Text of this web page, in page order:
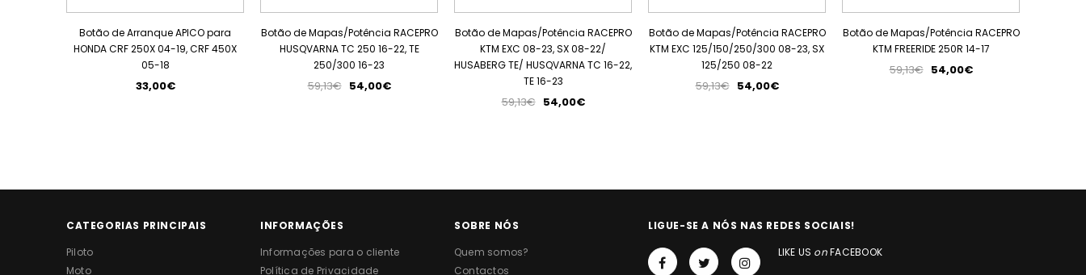
Botão de Arranque APICO para
HONDA CRF 250X 04-19, CRF 450X
05-18
33,00€
Botão de Mapas/Potência RACEPRO
HUSQVARNA TC 250 16-22, TE
250/300 16-23
59,13€ 54,00€
Botão de Mapas/Potência RACEPRO
KTM EXC 08-23, SX 08-22/
HUSABERG TE/ HUSQVARNA TC 16-22,
TE 16-23
59,13€ 54,00€
Botão de Mapas/Potência RACEPRO
KTM EXC 125/150/250/300 08-23, SX
125/250 08-22
59,13€ 54,00€
Botão de Mapas/Potência RACEPRO
KTM FREERIDE 250R 14-17
59,13€ 54,00€
CATEGORIAS PRINCIPAIS
Piloto
Moto
INFORMAÇÕES
Informações para o cliente
Política de Privacidade
SOBRE NÓS
Quem somos?
Contactos
LIGUE-SE A NÓS NAS REDES SOCIAIS!
LIKE US onFACEBOOK